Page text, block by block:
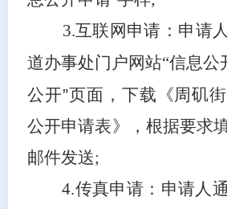
3.互联网申请：申请人
道办事处门户网站“信息公
公开”页面，下载《周矶
公开申请表》，根据要求
邮件发送;
4.传真申请：申请人